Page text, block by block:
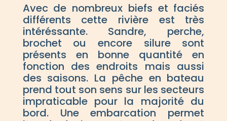
Avec de nombreux biefs et faciés
différents cette rivière est très
intéréssante. Sandre, perche,
brochet ou encore silure sont
présents en bonne quantité en
fonction des endroits mais aussi
des saisons. La pêche en bateau
prend tout son sens sur les secteurs
impraticable pour la majorité du
bord. Une embarcation permet